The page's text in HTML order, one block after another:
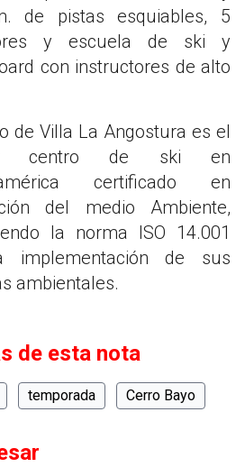
de pistas esquiables, 5
y escuela de ski y
con instructores de alto
de Villa La Angostura es el
centro de ski en
certificado en
del medio Ambiente,
la norma ISO 14.001
implementación de sus
ambientales.
de esta nota
temporada Cerro Bayo